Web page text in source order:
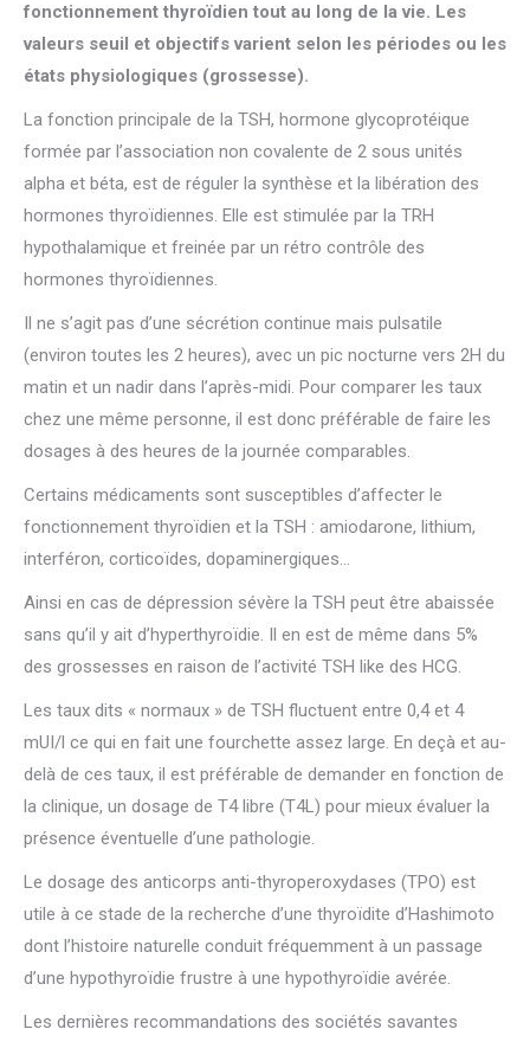
fonctionnement thyroïdien tout au long de la vie. Les
valeurs seuil et objectifs varient selon les périodes ou les
états physiologiques (grossesse).
La fonction principale de la TSH, hormone glycoprotéique
formée par l’association non covalente de 2 sous unités
alpha et béta, est de réguler la synthèse et la libération des
hormones thyroïdiennes. Elle est stimulée par la TRH
hypothalamique et freinée par un rétro contrôle des
hormones thyroïdiennes.
Il ne s’agit pas d’une sécrétion continue mais pulsatile
(environ toutes les 2 heures), avec un pic nocturne vers 2H du
matin et un nadir dans l’après-midi. Pour comparer les taux
chez une même personne, il est donc préférable de faire les
dosages à des heures de la journée comparables.
Certains médicaments sont susceptibles d’affecter le
fonctionnement thyroïdien et la TSH : amiodarone, lithium,
interféron, corticoïdes, dopaminergiques…
Ainsi en cas de dépression sévère la TSH peut être abaissée
sans qu’il y ait d’hyperthyroïdie. Il en est de même dans 5%
des grossesses en raison de l’activité TSH like des HCG.
Les taux dits « normaux » de TSH fluctuent entre 0,4 et 4
mUI/l ce qui en fait une fourchette assez large. En deçà et au-
delà de ces taux, il est préférable de demander en fonction de
la clinique, un dosage de T4 libre (T4L) pour mieux évaluer la
présence éventuelle d’une pathologie.
Le dosage des anticorps anti-thyroperoxydases (TPO) est
utile à ce stade de la recherche d’une thyroïdite d’Hashimoto
dont l’histoire naturelle conduit fréquemment à un passage
d’une hypothyroïdie frustre à une hypothyroïdie avérée.
Les dernières recommandations des sociétés savantes